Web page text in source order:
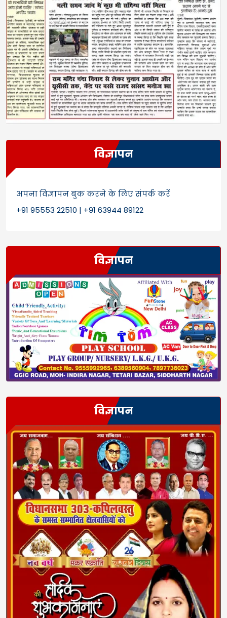
विज्ञापन
अपना विज्ञापन बुक करने के लिए संपर्क करें
+91 95553 22510 | +91 63944 89122
विज्ञापन
विज्ञापन